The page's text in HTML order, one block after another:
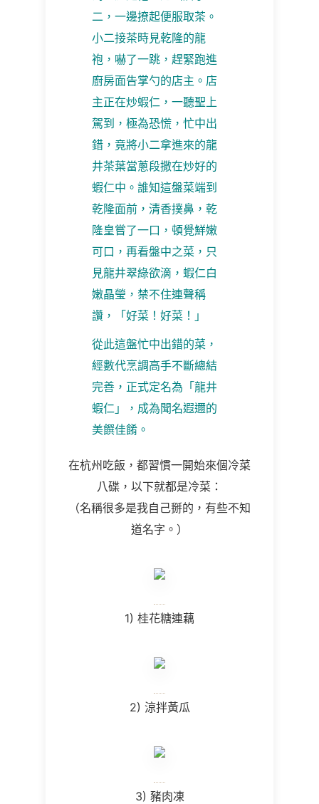
二，一邊撩起便服取茶。
小二接茶時見乾隆的龍
袍，嚇了一跳，趕緊跑進
廚房面告掌勺的店主。店
主正在炒蝦仁，一聽聖上
駕到，極為恐慌，忙中出
錯，竟將小二拿進來的龍
井茶葉當蔥段撒在炒好的
蝦仁中。誰知這盤菜端到
乾隆面前，清香撲鼻，乾
隆皇嘗了一口，頓覺鮮嫩
可口，再看盤中之菜，只
見龍井翠綠欲滴，蝦仁白
嫩晶瑩，禁不住連聲稱
讚，「好菜！好菜！」
從此這盤忙中出錯的菜，
經數代烹調高手不斷總結
完善，正式定名為「龍井
蝦仁」，成為聞名遐邇的
美饌佳餚。
在杭州吃飯，都習慣一開始來個冷菜
八碟，以下就都是冷菜：
（名稱很多是我自己掰的，有些不知
道名字。）
1) 桂花糖連藕
2) 涼拌黃瓜
3) 豬肉凍